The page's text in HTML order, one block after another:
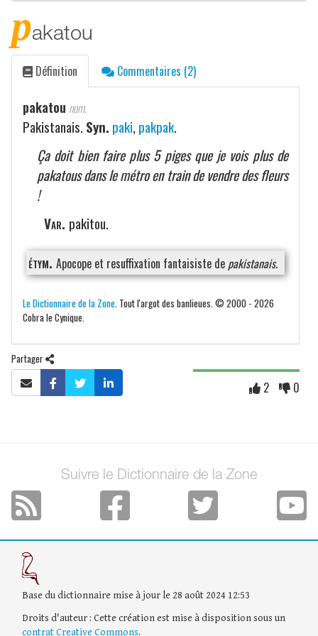
pakatou
Définition Commentaires (2)
pakatou nom.
Pakistanais. Syn. paki, pakpak.
Ça doit bien faire plus 5 piges que je vois plus de
pakatous dans le métro en train de vendre des fleurs
!
Var. pakitou.
étym. Apocope et resuffixation fantaisiste de pakistanais.
Le Dictionnaire de la Zone . Tout l'argot des banlieues. © 2000 - 2026
Cobra le Cynique.
Partager
2 0
Suivre le Dictionnaire de la Zone
Base du dictionnaire mise à jour le 28 août 2024 12:53
Droits d'auteur : Cette création est mise à disposition sous un
contrat Creative Commons.